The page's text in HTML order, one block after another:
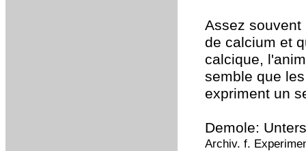
Assez
de calcium et
calcique,
semble que
expriment un
Demole:
Archiv. f.